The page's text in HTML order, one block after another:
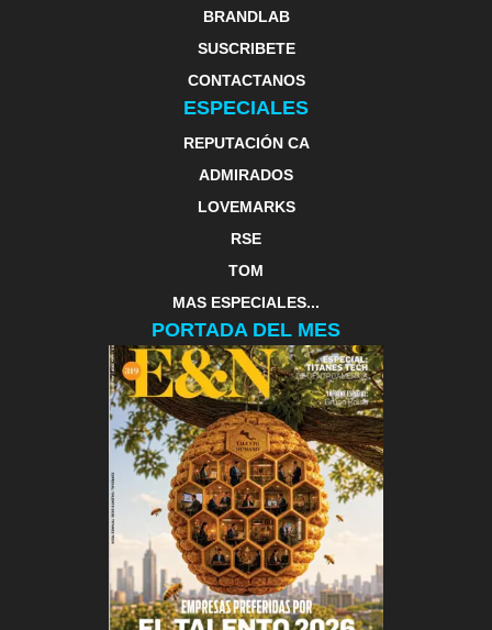
BRANDLAB
SUSCRIBETE
CONTACTANOS
ESPECIALES
REPUTACIÓN CA
ADMIRADOS
LOVEMARKS
RSE
TOM
MAS ESPECIALES...
PORTADA DEL MES